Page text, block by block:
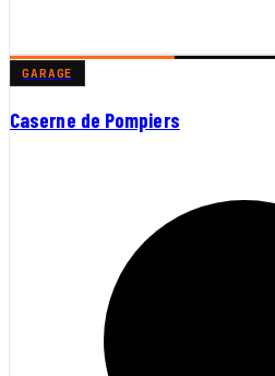
GARAGE
Caserne de Pompiers